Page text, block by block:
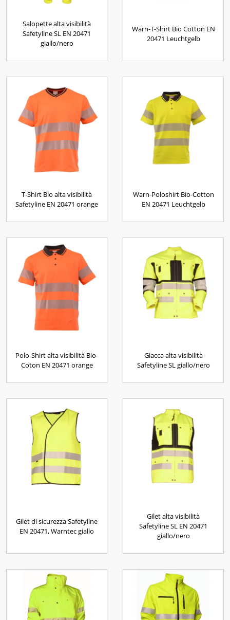
Salopette alta visibilità
Safetyline SL EN 20471
giallo/nero
Warn-T-Shirt Bio Cotton EN
20471 Leuchtgelb
T-Shirt Bio alta visibilità
Safetyline EN 20471 orange
Warn-Poloshirt Bio-Cotton
EN 20471 Leuchtgelb
Polo-Shirt alta visibilità Bio-
Coton EN 20471 orange
Giacca alta visibilità
Safetyline SL giallo/nero
Gilet di sicurezza Safetyline
EN 20471, Warntec giallo
Gilet alta visibilità
Safetyline SL EN 20471
giallo/nero